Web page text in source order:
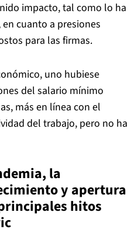
impacto, tal como lo ha
cuanto a presiones
para las firmas.
uno hubiese
del salario mínimo
más en línea con el
del trabajo, pero no ha
la
y apertura
hitos